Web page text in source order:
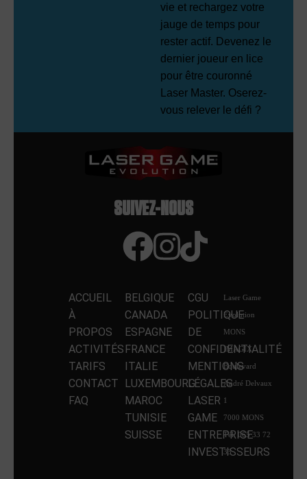
vie et rechargez votre
jauge de temps pour
rester actif. Devenez le
dernier joueur en lice
pour être couronné
Laser Master. Oserez-
vous relever le défi ?
SUIVEZ-NOUS
ACCUEIL
À
PROPOS
ACTIVITÉS
TARIFS
CONTACT
FAQ
BELGIQUE
CANADA
ESPAGNE
FRANCE
ITALIE
LUXEMBOURG
MAROC
TUNISIE
SUISSE
CGU
POLITIQUE
DE
CONFIDENTIALITÉ
MENTIONS
LÉGALES
LASER
GAME
ENTREPRISE
INVESTISSEURS
Laser Game
Evolution
MONS
IMAGIX
Boulevard
André Delvaux
1
7000 MONS
Tél: 065 33 72
33